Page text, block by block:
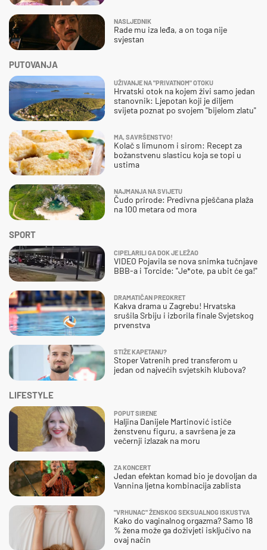
SPORT
CIPELARILI GA DOK JE LEŽAO
VIDEO Pojavila se nova snimka tučnjave
BBB-a i Torcide: "Je*ote, pa ubit će ga!"
DRAMATIČAN PREOKRET
Kakva drama u Zagrebu! Hrvatska
srušila Srbiju i izborila finale Svjetskog
prvenstva
STIŽE KAPETANU?
Stoper Vatrenih pred transferom u
jedan od najvećih svjetskih klubova?
NASLJEDNIK
Rade mu iza leđa, a on toga nije
svjestan
PUTOVANJA
UŽIVANJE NA "PRIVATNOM" OTOKU
Hrvatski otok na kojem živi samo jedan
stanovnik: Ljepotan koji je diljem
svijeta poznat po svojem "bijelom zlatu"
MA, SAVRŠENSTVO!
Kolač s limunom i sirom: Recept za
božanstvenu slasticu koja se topi u
ustima
NAJMANJA NA SVIJETU
Čudo prirode: Predivna pješčana plaža
na 100 metara od mora
LIFESTYLE
POPUT SIRENE
Haljina Danijele Martinović ističe
ženstvenu figuru, a savršena je za
večernji izlazak na moru
ZA KONCERT
Jedan efektan komad bio je dovoljan da
Vannina ljetna kombinacija zablista
"VRHUNAC" ŽENSKOG SEKSUALNOG ISKUSTVA
Kako do vaginalnog orgazma? Samo 18
% žena može ga doživjeti isključivo na
ovaj način